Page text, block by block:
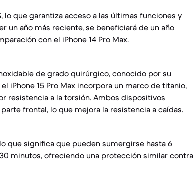
que garantiza acceso a las últimas funciones y
un año más reciente, se beneficiará de un año
con el iPhone 14 Pro Max.
de grado quirúrgico, conocido por su
iPhone 15 Pro Max incorpora un marco de titanio,
resistencia a la torsión. Ambos dispositivos
frontal, lo que mejora la resistencia a caídas.
que significa que pueden sumergirse hasta 6
minutos, ofreciendo una protección similar contra